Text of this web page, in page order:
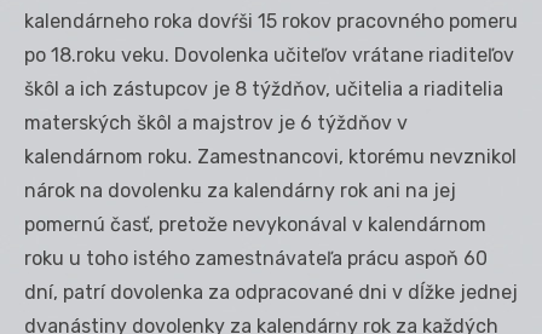
kalendárneho roka dovŕši 15 rokov pracovného pomeru
po 18.roku veku. Dovolenka učiteľov vrátane riaditeľov
škôl a ich zástupcov je 8 týždňov, učitelia a riaditelia
materských škôl a majstrov je 6 týždňov v
kalendárnom roku. Zamestnancovi, ktorému nevznikol
nárok na dovolenku za kalendárny rok ani na jej
pomernú časť, pretože nevykonával v kalendárnom
roku u toho istého zamestnávateľa prácu aspoň 60
dní, patrí dovolenka za odpracované dni v dĺžke jednej
dvanástiny dovolenky za kalendárny rok za každých